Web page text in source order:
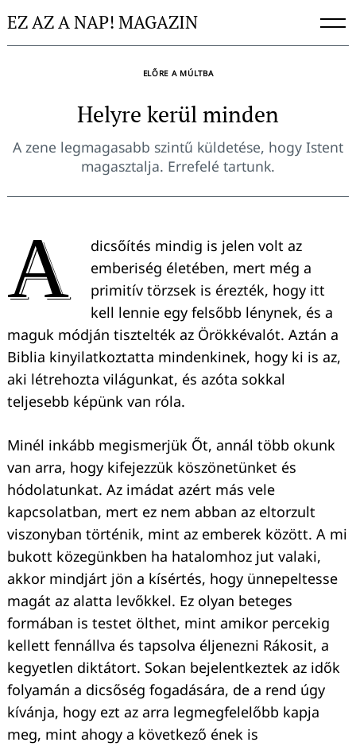
toEZ AZ A NAP! MAGAZIN
ELŐRE A MÚLTBA
Helyre kerül minden
A zene legmagasabb szintű küldetése, hogy Istent
magasztalja. Errefelé tartunk.
A
dicsőítés mindig is jelen volt az
emberiség életében, mert még a
primitív törzsek is érezték, hogy itt
kell lennie egy felsőbb lénynek, és a
maguk módján tisztelték az Örökkévalót. Aztán a
Biblia kinyilatkoztatta mindenkinek, hogy ki is az,
aki létrehozta világunkat, és azóta sokkal
teljesebb képünk van róla.
Minél inkább megismerjük Őt, annál több okunk
van arra, hogy kifejezzük köszönetünket és
hódolatunkat. Az imádat azért más vele
kapcsolatban, mert ez nem abban az eltorzult
viszonyban történik, mint az emberek között. A mi
bukott közegünkben ha hatalomhoz jut valaki,
akkor mindjárt jön a kísértés, hogy ünnepeltesse
magát az alatta levőkkel. Ez olyan beteges
formában is testet ölthet, mint amikor percekig
kellett fennállva és tapsolva éljenezni Rákosit, a
kegyetlen diktátort. Sokan bejelentkeztek az idők
folyamán a dicsőség fogadására, de a rend úgy
kívánja, hogy ezt az arra legmegfelelőbb kapja
meg, mint ahogy a következő ének is